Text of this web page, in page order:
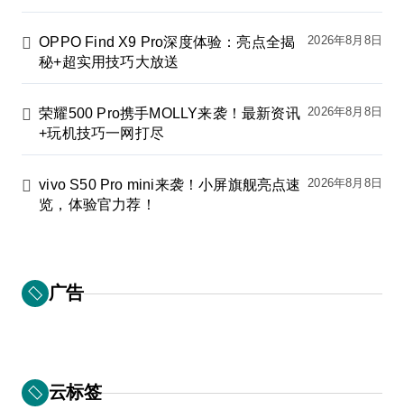
OPPO Find X9 Pro深度体验：亮点全揭
秘+超实用技巧大放送
2026年8月8日
荣耀500 Pro携手MOLLY来袭！最新资讯
+玩机技巧一网打尽
2026年8月8日
vivo S50 Pro mini来袭！小屏旗舰亮点速
览，体验官力荐！
2026年8月8日
广告
云标签